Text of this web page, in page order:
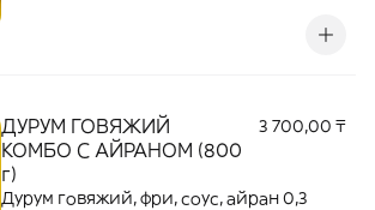
ДУРУМ ГОВЯЖИЙ
КОМБО С АЙРАНОМ (800
г)
3 700,00 ₸
Дурум говяжий, фри, соус, айран 0,3